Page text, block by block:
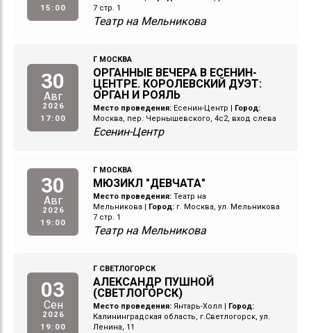
15:00
7 стр. 1
Театр на Мельникова
30
Авг
2026
17:00
Г МОСКВА
ОРГАННЫЕ ВЕЧЕРА В ЕСЕНИН-
ЦЕНТРЕ. КОРОЛЕВСКИЙ ДУЭТ:
ОРГАН И РОЯЛЬ
Место проведения: Есенин-Центр
Город:
Москва, пер. Чернышевского, 4с2, вход слева
Есенин-Центр
30
Авг
2026
19:00
Г МОСКВА
МЮЗИКЛ "ДЕВЧАТА"
Место проведения: Театр на
Мельникова
Город: г. Москва, ул. Мельникова
7 стр. 1
Театр на Мельникова
03
Сен
2026
19:00
Г СВЕТЛОГОРСК
АЛЕКСАНДР ПУШНОЙ
(СВЕТЛОГОРСК)
Место проведения: Янтарь-Холл
Город:
Калининградская область, г.Светлогорск, ул.
Ленина, 11